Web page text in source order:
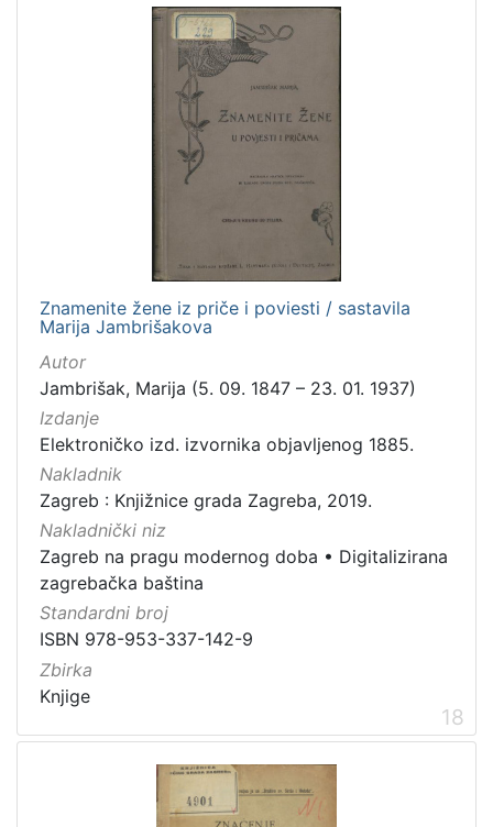
Znamenite žene iz priče i poviesti / sastavila
Marija Jambrišakova
Autor
Jambrišak, Marija (5. 09. 1847 – 23. 01. 1937)
Izdanje
Elektroničko izd. izvornika objavljenog 1885.
Nakladnik
Zagreb : Knjižnice grada Zagreba, 2019.
Nakladnički niz
Zagreb na pragu modernog doba • Digitalizirana
zagrebačka baština
Standardni broj
ISBN 978-953-337-142-9
Zbirka
Knjige
18